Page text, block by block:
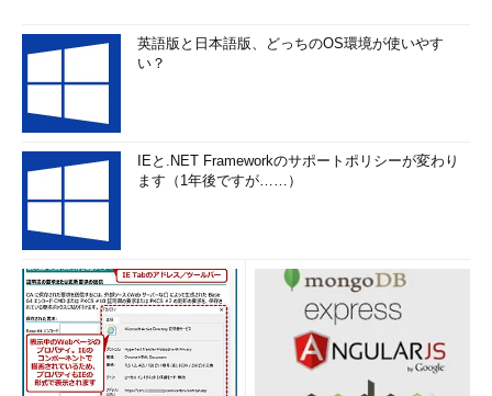
英語版と日本語版、どっちのOS環境が使いやす
い？
IEと.NET Frameworkのサポートポリシーが変わり
ます（1年後ですが……）